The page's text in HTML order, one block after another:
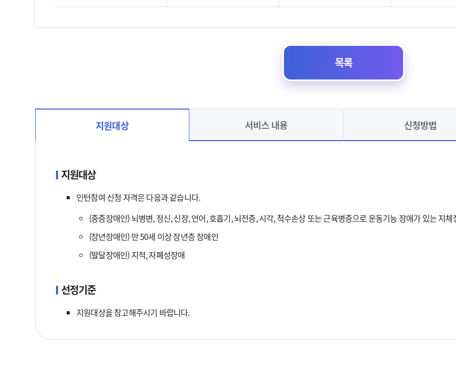
목록
지원대상 서비스 내용 신청방법
지원대상
인턴참여 신청 자격은 다음과 같습니다.
(중증장애인) 뇌병변, 정신, 신장, 언어, 호흡기, 뇌전증, 시각, 척수손상 또는 근육병증으로 운동기능 장애가 있는 지체
(장년장애인) 만 50세 이상 장년층 장애인
(발달장애인) 지적, 자폐성장애
선정기준
지원대상을 참고해주시기 바랍니다.